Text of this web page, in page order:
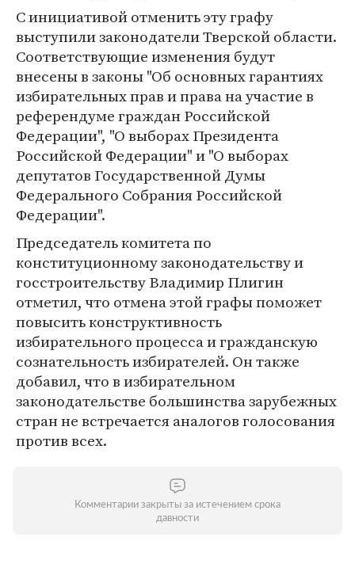
С инициативой отменить эту графу
выступили законодатели Тверской области.
Соответствующие изменения будут
внесены в законы "Об основных гарантиях
избирательных прав и права на участие в
референдуме граждан Российской
Федерации", "О выборах Президента
Российской Федерации" и "О выборах
депутатов Государственной Думы
Федерального Собрания Российской
Федерации".
Председатель комитета по
конституционному законодательству и
госстроительству Владимир Плигин
отметил, что отмена этой графы поможет
повысить конструктивность
избирательного процесса и гражданскую
сознательность избирателей. Он также
добавил, что в избирательном
законодательстве большинства зарубежных
стран не встречается аналогов голосования
против всех.
Комментарии закрыты за истечением срока
давности